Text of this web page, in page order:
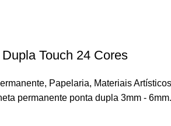
Touch 24 Cores
, Papelaria, Materiais Artísticos
permanente ponta dupla 3mm -